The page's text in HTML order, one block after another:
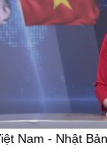
Nam - Nhật